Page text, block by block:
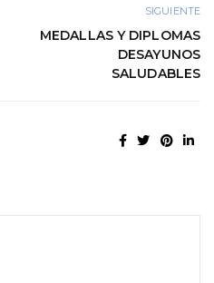
SIGUIENTE
MEDALLAS Y DIPLOMAS
DESAYUNOS
SALUDABLES